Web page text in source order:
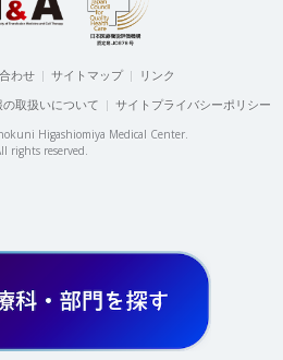
わせ | サイトマップ| リンク
取扱いについて | サイトプライバシーポリシー
Higashiomiya Medical Center.
rights reserved.